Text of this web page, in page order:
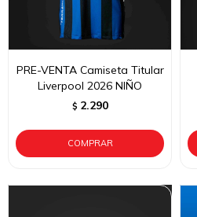
PRE-VENTA Camiseta Titular
Liverpool 2026 NIÑO
$ 2.290